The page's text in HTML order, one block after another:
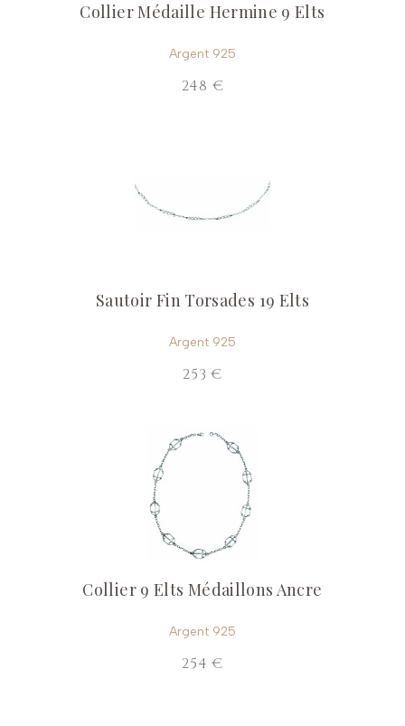
Collier Médaille Hermine 9 Elts
Argent 925
248 €
Sautoir Fin Torsades 19 Elts
Argent 925
253 €
Collier 9 Elts Médaillons Ancre
Argent 925
254 €